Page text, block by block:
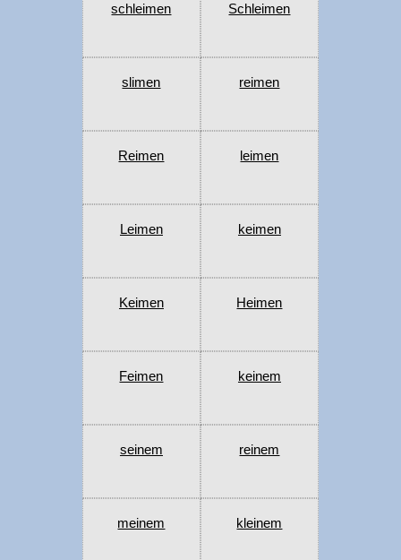
schleimen Schleimen
slimen reimen
Reimen leimen
Leimen keimen
Keimen Heimen
Feimen keinem
seinem reinem
meinem kleinem